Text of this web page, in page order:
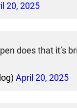
20, 2025
does that it’s
April 20, 2025